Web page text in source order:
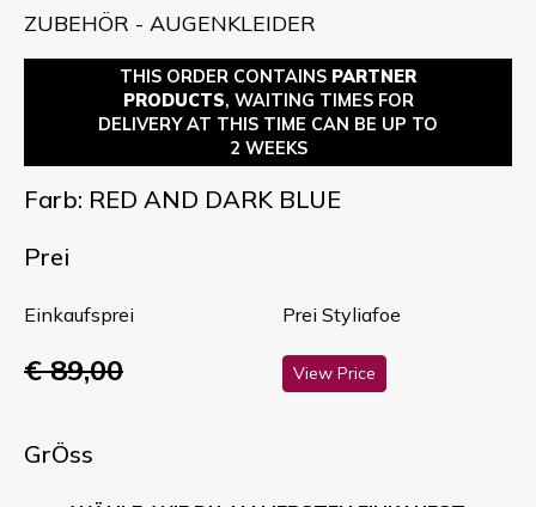
ZUBEHÖR - AUGENKLEIDER
THIS ORDER CONTAINS PARTNER
PRODUCTS, WAITING TIMES FOR
DELIVERY AT THIS TIME CAN BE UP TO
2 WEEKS
Farb: RED AND DARK BLUE
Prei
Einkaufsprei
€ 89,00
Prei Styliafoe
View Price
GrÖss